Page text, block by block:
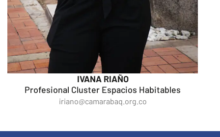
IVANA RIAÑO
Profesional Cluster Espacios Habitables
iriano@camarabaq.org.co